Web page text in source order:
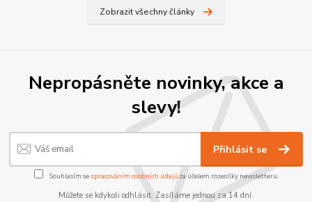
Zobrazit všechny články
Nepropásněte novinky, akce a
slevy!
Přihlásit se
Souhlasím se zpracováním osobních údajůza účelem rozesílky newsletteru.
Můžete se kdykoli odhlásit. Zasíláme jednou za 14 dní.